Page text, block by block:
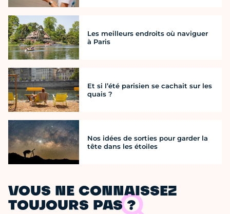
Les meilleurs endroits où naviguer
à Paris
Et si l’été parisien se cachait sur les
quais ?
Nos idées de sorties pour garder la
tête dans les étoiles
VOUS NE CONNAISSEZ
TOUJOURS PAS ?